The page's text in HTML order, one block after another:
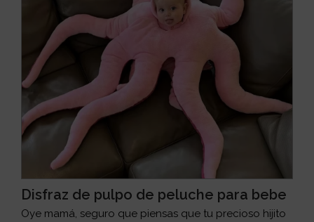
Disfraz de pulpo de peluche para bebe
Oye mamá, seguro que piensas que tu precioso hijito